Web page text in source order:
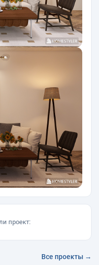
проект:
Все проекты →